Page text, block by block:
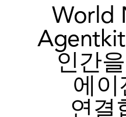
World
인간
에이
연결